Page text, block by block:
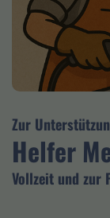
Zur
Helfer
Vollzeit und zur
Zweck